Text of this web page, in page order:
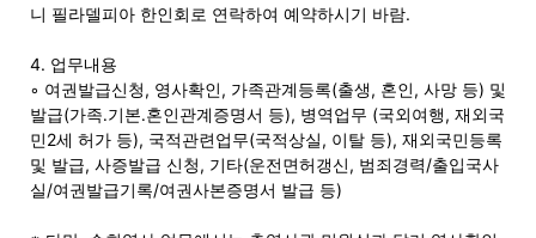
니 필라델피아 한인회로 연락하여 예약하시기 바람.
4. 업무내용
◦ 여권발급신청, 영사확인, 가족관계등록(출생, 혼인, 사망 등) 및
발급(가족․기본․혼인관계증명서 등), 병역업무 (국외여행, 재외국
민2세 허가 등), 국적관련업무(국적상실, 이탈 등), 재외국민등록
및 발급, 사증발급 신청, 기타(운전면허갱신, 범죄경력/출입국사
실/여권발급기록/여권사본증명서 발급 등)